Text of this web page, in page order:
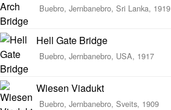
Buebro, Jernbanebro, Sri Lanka, 1919
Hell Gate Bridge
Buebro, Jernbanebro, USA, 1917
Wiesen Viadukt
Buebro, Jernbanebro, Sveits, 1909